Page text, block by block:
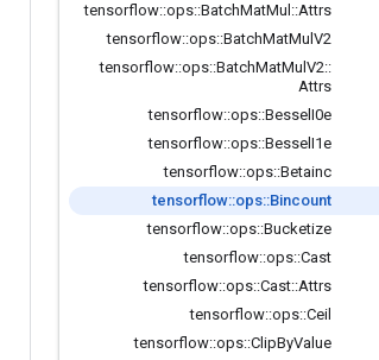
tensorflow::ops::BatchMatMul ::Attrs
tensorflow::ops::BatchMatMul V2
tensorflow::ops::BatchMatMul V2::
Attrs
tensorflow::ops::Bessel I0e
tensorflow::ops::Bessel I1e
tensorflow::ops::Betainc
tensorflow::ops::Bincount
tensorflow::ops::Bucketize
tensorflow::ops::Cast
tensorflow::ops::Cast::Attrs
tensorflow::ops::Ceil
tensorflow::ops::ClipByValue